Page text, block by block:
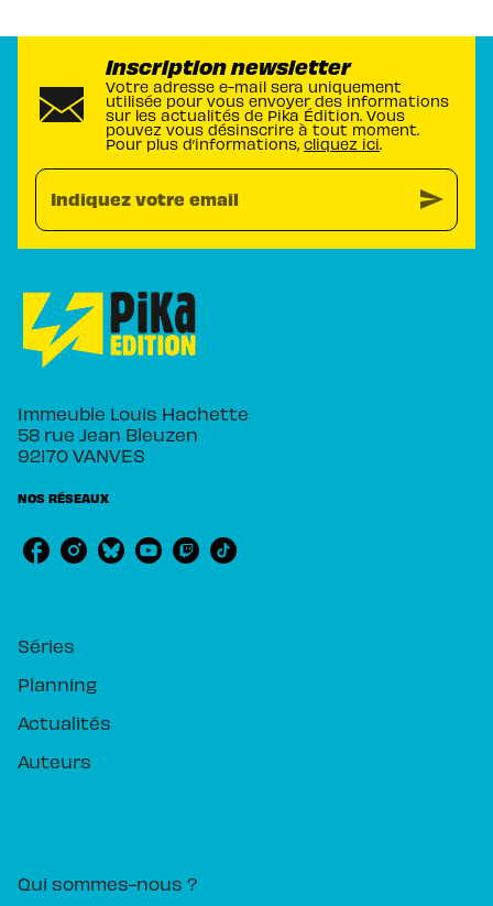
Inscription newsletter
Votre adresse e-mail sera uniquement
utilisée pour vous envoyer des informations
sur les actualités de Pika Édition. Vous
pouvez vous désinscrire à tout moment.
Pour plus d’informations, cliquez ici.
Indiquez votre email send
Immeuble Louis Hachette
58 rue Jean Bleuzen
92170 VANVES
NOS RÉSEAUX
Séries
Planning
Actualités
Auteurs
Qui sommes-nous ?